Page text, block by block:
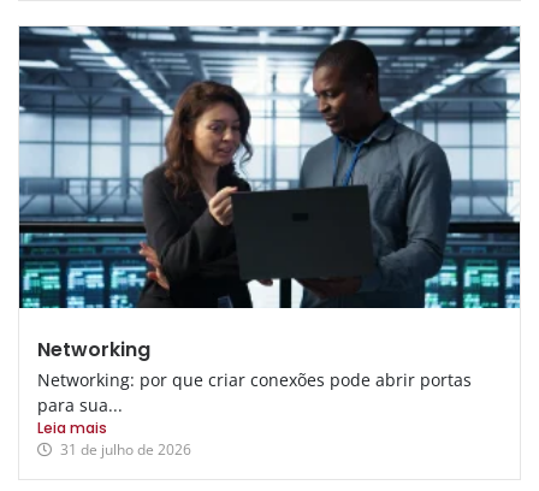
Networking
Networking: por que criar conexões pode abrir portas
para sua...
Leia mais
31 de julho de 2026